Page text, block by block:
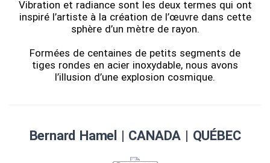
Vibration et radiance sont les deux termes qui ont
inspiré l’artiste à la création de l’œuvre dans cette
sphère d’un mètre de rayon.
Formées de centaines de petits segments de
tiges rondes en acier inoxydable, nous avons
l’illusion d’une explosion cosmique.
Bernard Hamel | CANADA | QUÉBEC